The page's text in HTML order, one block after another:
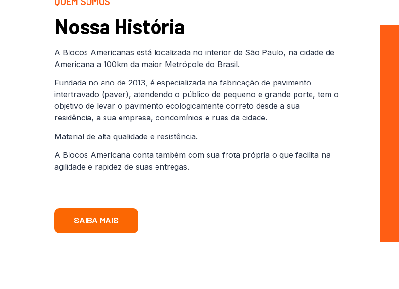
Nossa História
A Blocos Americanas está localizada no interior de São Paulo, na cidade de
Americana a 100km da maior Metrópole do Brasil.
Fundada no ano de 2013, é especializada na fabricação de pavimento
intertravado (paver), atendendo o público de pequeno e grande porte, tem o
objetivo de levar o pavimento ecologicamente correto desde a sua
residência, a sua empresa, condomínios e ruas da cidade.
Material de alta qualidade e resistência.
A Blocos Americana conta também com sua frota própria o que facilita na
agilidade e rapidez de suas entregas.
SAIBA MAIS